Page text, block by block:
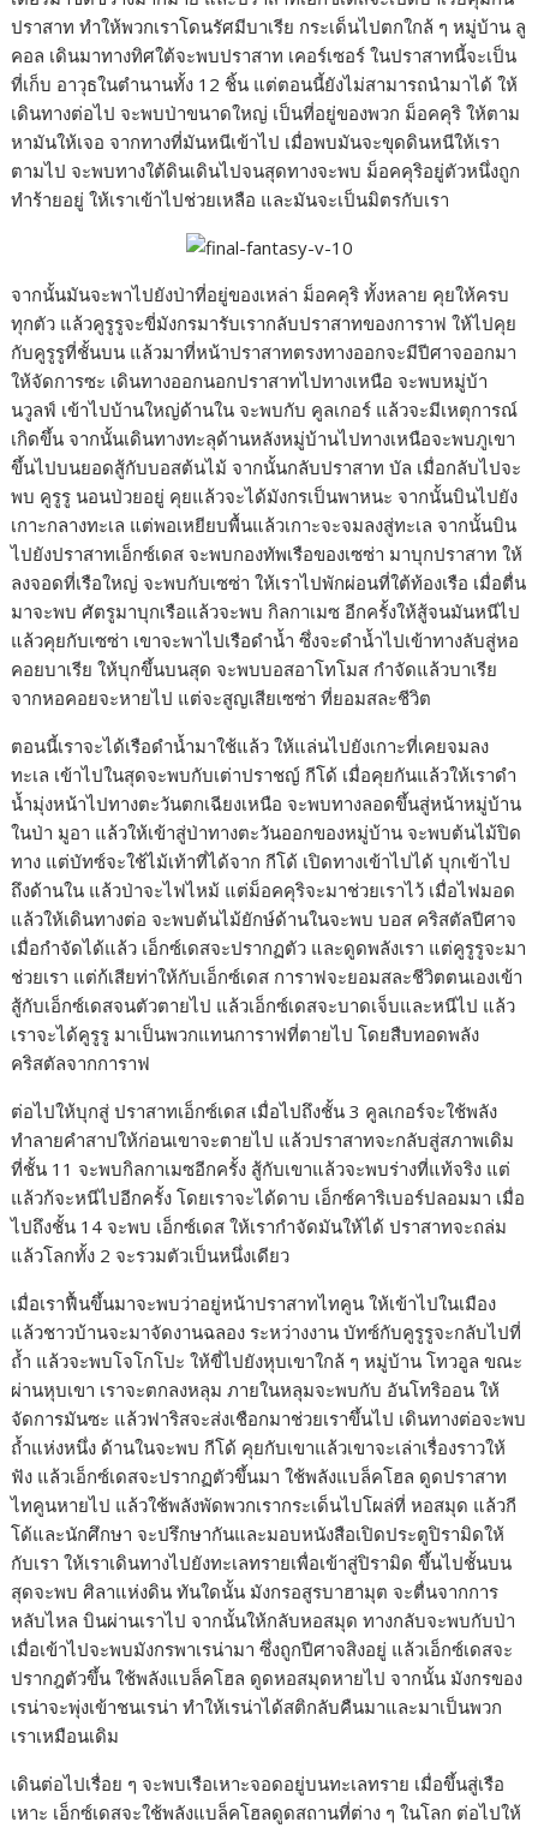
ปราสาท ทำให้พวกเราโดนรัศมีบาเรีย กระเด็นไปตกใกล้ ๆ หมู่บ้าน ลู
คอล เดินมาทางทิศใต้จะพบปราสาท เคอร์เซอร์ ในปราสาทนี้จะเป็น
ที่เก็บ อาวุธในตำนานทั้ง 12 ชิ้น แต่ตอนนี้ยังไม่สามารถนำมาได้ ให้
เดินทางต่อไป จะพบป่าขนาดใหญ่ เป็นที่อยู่ของพวก ม็อคคุริ ให้ตาม
หามันให้เจอ จากทางที่มันหนีเข้าไป เมื่อพบมันจะขุดดินหนีให้เรา
ตามไป จะพบทางใต้ดินเดินไปจนสุดทางจะพบ ม็อคคุริอยู่ตัวหนึ่งถูก
ทำร้ายอยู่ ให้เราเข้าไปช่วยเหลือ และมันจะเป็นมิตรกับเรา
จากนั้นมันจะพาไปยังป่าที่อยู่ของเหล่า ม็อคคุริ ทั้งหลาย คุยให้ครบ
ทุกตัว แล้วคูรูรูจะขี่มังกรมารับเรากลับปราสาทของการาฟ ให้ไปคุย
กับคูรูรูที่ชั้นบน แล้วมาที่หน้าปราสาทตรงทางออกจะมีปีศาจออกมา
ให้จัดการซะ เดินทางออกนอกปราสาทไปทางเหนือ จะพบหมู่บ้า
นวูลฟ์ เข้าไปบ้านใหญ่ด้านใน จะพบกับ คูลเกอร์ แล้วจะมีเหตุการณ์
เกิดขึ้น จากนั้นเดินทางทะลุด้านหลังหมู่บ้านไปทางเหนือจะพบภูเขา
ขึ้นไปบนยอดสู้กับบอสต้นไม้ จากนั้นกลับปราสาท บัล เมื่อกลับไปจะ
พบ คูรูรู นอนป่วยอยู่ คุยแล้วจะได้มังกรเป็นพาหนะ จากนั้นบินไปยัง
เกาะกลางทะเล แต่พอเหยียบพื้นแล้วเกาะจะจมลงสู่ทะเล จากนั้นบิน
ไปยังปราสาทเอ็กซ์เดส จะพบกองทัพเรือของเซซ่า มาบุกปราสาท ให้
ลงจอดที่เรือใหญ่ จะพบกับเซซ่า ให้เราไปพักผ่อนที่ใต้ท้องเรือ เมื่อตื่น
มาจะพบ ศัตรูมาบุกเรือแล้วจะพบ กิลกาเมซ อีกครั้งให้สู้จนมันหนีไป
แล้วคุยกับเซซ่า เขาจะพาไปเรือดำน้ำ ซึ่งจะดำน้ำไปเข้าทางลับสู่หอ
คอยบาเรีย ให้บุกขึ้นบนสุด จะพบบอสอาโทโมส กำจัดแล้วบาเรีย
จากหอคอยจะหายไป แต่จะสูญเสียเซซ่า ที่ยอมสละชีวิต
ตอนนี้เราจะได้เรือดำน้ำมาใช้แล้ว ให้แล่นไปยังเกาะที่เคยจมลง
ทะเล เข้าไปในสุดจะพบกับเต่าปราชญ์ กีโด้ เมื่อคุยกันแล้วให้เราดำ
น้ำมุ่งหน้าไปทางตะวันตกเฉียงเหนือ จะพบทางลอดขึ้นสู่หน้าหมู่บ้าน
ในป่า มูอา แล้วให้เข้าสู่ป่าทางตะวันออกของหมู่บ้าน จะพบต้นไม้ปิด
ทาง แต่บัทซ์จะใช้ไม้เท้าที่ได้จาก กีโด้ เปิดทางเข้าไปได้ บุกเข้าไป
ถึงด้านใน แล้วป่าจะไฟไหม้ แต่ม็อคคุริจะมาช่วยเราไว้ เมื่อไฟมอด
แล้วให้เดินทางต่อ จะพบต้นไม้ยักษ์ด้านในจะพบ บอส คริสตัลปีศาจ
เมื่อกำจัดได้แล้ว เอ็กซ์เดสจะปรากฏตัว และดูดพลังเรา แต่คูรูรูจะมา
ช่วยเรา แต่ก้เสียท่าให้กับเอ็กซ์เดส การาฟจะยอมสละชีวิตตนเองเข้า
สู้กับเอ็กซ์เดสจนตัวตายไป แล้วเอ็กซ์เดสจะบาดเจ็บและหนีไป แล้ว
เราจะได้คูรูรู มาเป็นพวกแทนการาฟที่ตายไป โดยสืบทอดพลัง
คริสตัลจากการาฟ
ต่อไปให้บุกสู่ ปราสาทเอ็กซ์เดส เมื่อไปถึงชั้น 3 คูลเกอร์จะใช้พลัง
ทำลายคำสาปให้ก่อนเขาจะตายไป แล้วปราสาทจะกลับสู่สภาพเดิม
ที่ชั้น 11 จะพบกิลกาเมซอีกครั้ง สู้กับเขาแล้วจะพบร่างที่แท้จริง แต่
แล้วก้จะหนีไปอีกครั้ง โดยเราจะได้ดาบ เอ็กซ์คาริเบอร์ปลอมมา เมื่อ
ไปถึงชั้น 14 จะพบ เอ็กซ์เดส ให้เรากำจัดมันให้ได้ ปราสาทจะถล่ม
แล้วโลกทั้ง 2 จะรวมตัวเป็นหนึ่งเดียว
เมื่อเราฟื้นขึ้นมาจะพบว่าอยู่หน้าปราสาทไทคูน ให้เข้าไปในเมือง
แล้วชาวบ้านจะมาจัดงานฉลอง ระหว่างงาน บัทซ์กับคูรูรูจะกลับไปที่
ถ้ำ แล้วจะพบโจโกโปะ ให้ขี่ไปยังหุบเขาใกล้ ๆ หมู่บ้าน โทวอูล ขณะ
ผ่านหุบเขา เราจะตกลงหลุม ภายในหลุมจะพบกับ อันโทริออน ให้
จัดการมันซะ แล้วฟาริสจะส่งเชือกมาช่วยเราขึ้นไป เดินทางต่อจะพบ
ถ้ำแห่งหนึ่ง ด้านในจะพบ กีโด้ คุยกับเขาแล้วเขาจะเล่าเรื่องราวให้
ฟัง แล้วเอ็กซ์เดสจะปรากฏตัวขึ้นมา ใช้พลังแบล็คโฮล ดูดปราสาท
ไทคูนหายไป แล้วใช้พลังพัดพวกเรากระเด็นไปโผล่ที่ หอสมุด แล้วกี
โด้และนักศึกษา จะปรึกษากันและมอบหนังสือเปิดประตูปิรามิดให้
กับเรา ให้เราเดินทางไปยังทะเลทรายเพื่อเข้าสู่ปิรามิด ขึ้นไปชั้นบน
สุดจะพบ ศิลาแห่งดิน ทันใดนั้น มังกรอสูรบาฮามุต จะตื่นจากการ
หลับไหล บินผ่านเราไป จากนั้นให้กลับหอสมุด ทางกลับจะพบกับป่า
เมื่อเข้าไปจะพบมังกรพาเรน่ามา ซึ่งถูกปีศาจสิงอยู่ แล้วเอ็กซ์เดสจะ
ปรากฎตัวขึ้น ใช้พลังแบล็คโฮล ดูดหอสมุดหายไป จากนั้น มังกรของ
เรน่าจะพุ่งเข้าชนเรน่า ทำให้เรน่าได้สติกลับคืนมาและมาเป็นพวก
เราเหมือนเดิม
เดินต่อไปเรื่อย ๆ จะพบเรือเหาะจอดอยู่บนทะเลทราย เมื่อขึ้นสู่เรือ
เหาะ เอ็กซ์เดสจะใช้พลังแบล็คโฮลดูดสถานที่ต่าง ๆ ในโลก ต่อไปให้